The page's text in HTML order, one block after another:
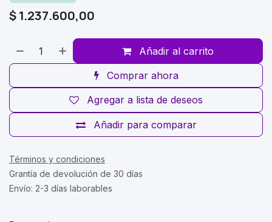
$1.237.600,00
Añadir al carrito
Comprar ahora
Añadir para comparar
Agregar a lista de deseos
Términos y condiciones
Grantía de devolución de 30 días
Envío: 2-3 días laborables